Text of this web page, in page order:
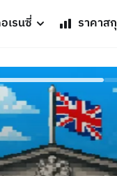
เรนซี่ ราคาส